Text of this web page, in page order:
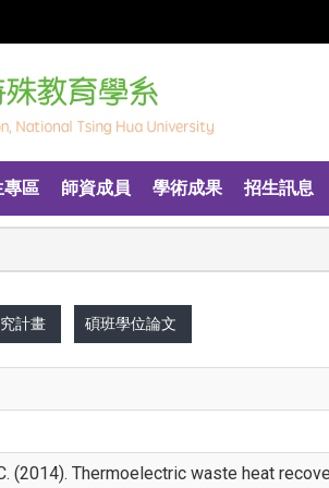
專區 師資成員 學術成果 招生訊息
計畫 碩班學位論文
C. (2014). Thermoelectric waste heat